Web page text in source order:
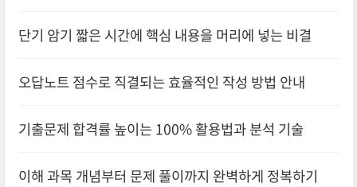
단기 암기 짧은 시간에 핵심 내용을 머리에 넣는 비결
오답노트 점수로 직결되는 효율적인 작성 방법 안내
기출문제 합격률 높이는 100% 활용법과 분석 기술
이해 과목 개념부터 문제 풀이까지 완벽하게 정복하기